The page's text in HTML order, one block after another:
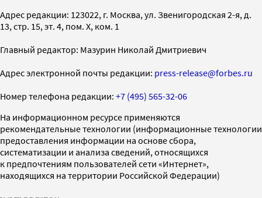
Адрес редакции: 123022, г. Москва, ул. Звенигородская 2-я, д.
13, стр. 15, эт. 4, пом. X, ком. 1
Главный редактор: Мазурин Николай Дмитриевич
Адрес электронной почты редакции: press-release@forbes.ru
Номер телефона редакции: +7 (495) 565-32-06
На информационном ресурсе применяются
рекомендательные технологии (информационные технологии
предоставления информации на основе сбора,
систематизации и анализа сведений, относящихся
к предпочтениям пользователей сети «Интернет»,
находящихся на территории Российской Федерации)